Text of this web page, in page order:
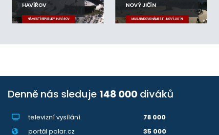
HAVÍŘOV
NÁMĚSTÍ REPUBLIKY, HAVÍŘOV
NOVÝ JIČÍN
MASARYKOVO NÁMĚSTÍ, NOVÝ JIČÍN
Denně nás sleduje 148 000 diváků
televizní vysílání
78 000
portál polar.cz
35 000